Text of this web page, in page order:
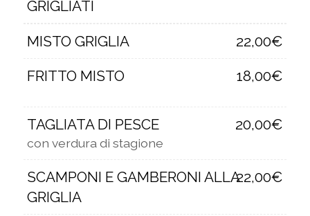
GRIGLIATI
MISTO GRIGLIA
22,00€
FRITTO MISTO
18,00€
TAGLIATA DI PESCE 20,00€
con verdura di stagione
SCAMPONI E GAMBERONI ALLA
GRIGLIA
22,00€